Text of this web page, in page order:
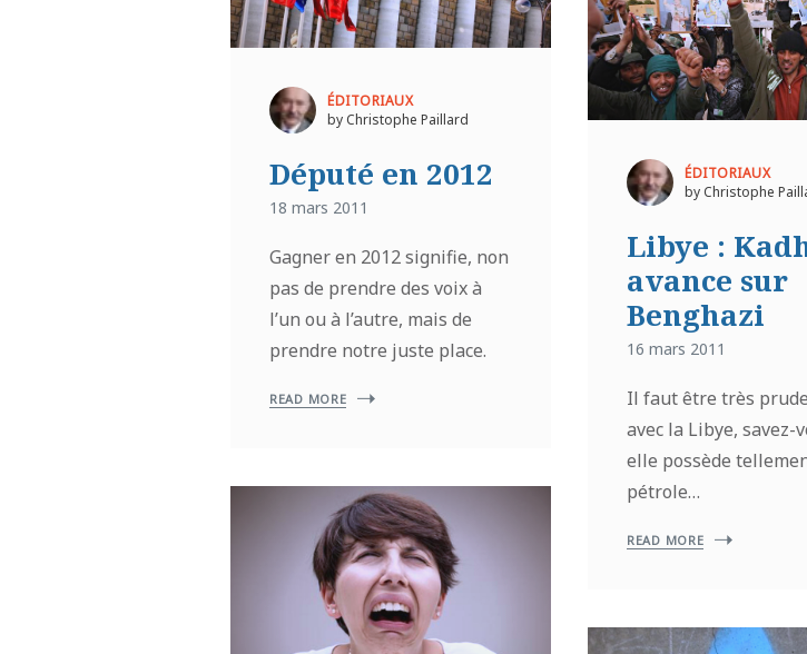
ÉDITORIAUX
by Christophe Paillard
Député en 2012
18 mars 2011
Gagner en 2012 signifie, non
pas de prendre des voix à
l’un ou à l’autre, mais de
prendre notre juste place.
READ MORE
ÉDITORIAUX
by Christophe
Libye :
avance sur
Benghazi
16 mars 2011
Il faut être très
avec la Libye, savez-
elle possède
pétrole…
READ MORE